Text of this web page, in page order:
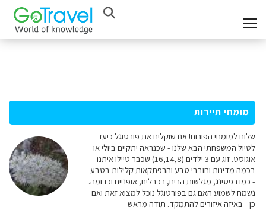
מומחי תיירות
שלום למומחי הפורום! אנו שוקלים את פורטוגל כיעד
לטיול המשפחתי הבא שלנו - שכנראה יתקיים ביולי או
אוגוסט. זוג עם 3 ילדים (16,14,8) שכבר טיילו איתנו
בכמה מדינות וחובבי טבע והרפתקאות קלילות בטבע
- כמו רפטינג, מגלשות הרים, רכבלים, אופניים וכדומה.
נשמח לשמוע האם גם בפורטוגל נוכל למצוא זאת ואם
כן - באיזה איזורים להתמקד. תודה מראש